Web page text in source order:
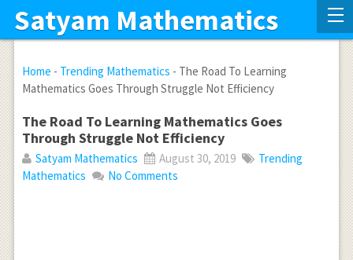
Satyam Mathematics
Home - Trending Mathematics - The Road To Learning
Mathematics Goes Through Struggle Not Efficiency
The Road To Learning Mathematics Goes
Through Struggle Not Efficiency
Satyam Mathematics August 30, 2019
Trending
Mathematics
No Comments